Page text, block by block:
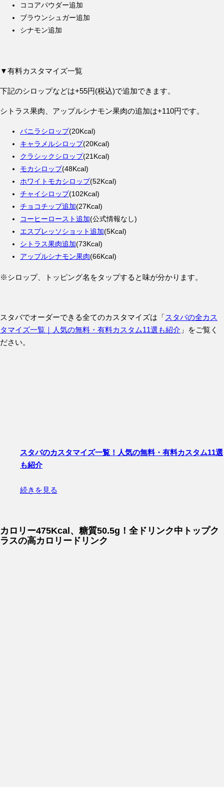
ココアパウダー追加
ブラウンシュガー追加
シナモン追加
▼有料カスタマイズ一覧
下記のシロップなどは+55円(税込)で追加できます。
シトラス果肉、アップルシナモン果肉の追加は+110円です。
バニラシロップ(20Kcal)
キャラメルシロップ(20Kcal)
クラシックシロップ(21Kcal)
モカシロップ(48Kcal)
ホワイトモカシロップ(52Kcal)
チャイシロップ(102Kcal)
チョコチップ追加(27Kcal)
コーヒーロースト追加(公式情報なし)
エスプレッソショット追加(5Kcal)
シトラス果肉追加(73Kcal)
アップルシナモン果肉(66Kcal)
※シロップ、トッピング名をタップすると味が分かります。
スタバでオーダーできる全てのカスタマイズは「スタバの全カス
タマイズ一覧｜人気の無料・有料カスタム11選も紹介 」をご覧く
ださい。
スタバのカスタマイズ一覧！人気の無料・有料カスタム11選
も紹介
続きを見る
カロリー475Kcal、糖質50.5g！全ドリンク中トップク
ラスの高カロリードリンク